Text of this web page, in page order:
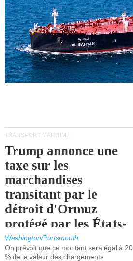
TRANSPORT MARITIME
Trump annonce une
taxe sur les
marchandises
transitant par le
détroit d'Ormuz
protégé par les États-
Unis.
Washington/Portsmouth
On prévoit que ce montant sera égal à 20
% de la valeur des chargements